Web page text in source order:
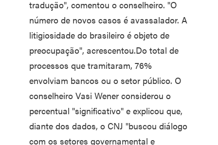
tradução", comentou o conselheiro. "O
número de novos casos é avassalador. A
litigiosidade do brasileiro é objeto de
preocupação", acrescentou.Do total de
processos que tramitaram, 76%
envolviam bancos ou o setor público. O
conselheiro Vasi Wener considerou o
percentual "significativo" e explicou que,
diante dos dados, o CNJ "buscou diálogo
com os setores governamental e